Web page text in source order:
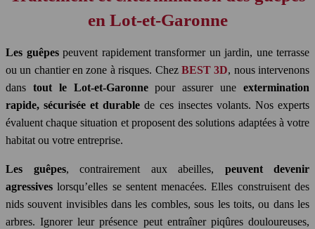
en Lot-et-Garonne
Les guêpespeuvent rapidement transformer un jardin, une terrasse
ou un chantier en zone à risques. Chez BEST 3D, nous intervenons
dans tout le Lot-et-Garonnepour assurer uneextermination
rapide, sécurisée et durable de ces insectes volants. Nos experts
évaluent chaque situation et proposent des solutions adaptées à votre
habitat ou votre entreprise.
Les guêpes, contrairement aux abeilles, peuvent devenir
agressives lorsqu’elles se sentent menacées. Elles construisent des
nids souvent invisibles dans les combles, sous les toits, ou dans les
arbres. Ignorer leur présence peut entraîner piqûres douloureuses,